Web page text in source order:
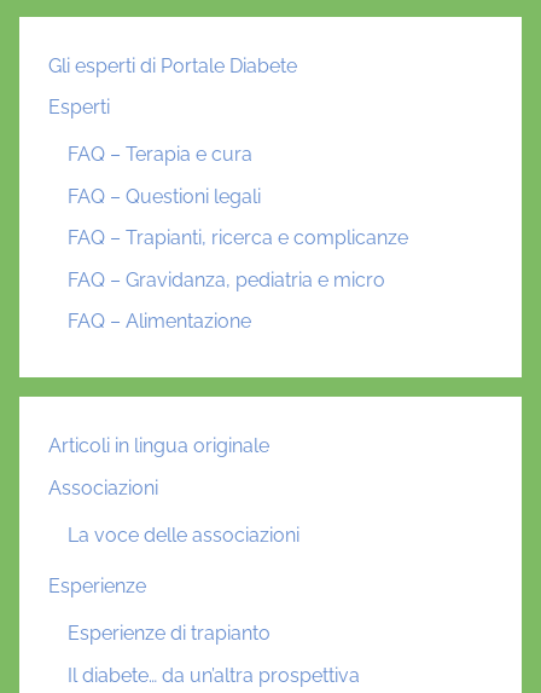
Gli esperti di Portale Diabete
Esperti
FAQ – Terapia e cura
FAQ – Questioni legali
FAQ – Trapianti, ricerca e complicanze
FAQ – Gravidanza, pediatria e micro
FAQ – Alimentazione
Articoli in lingua originale
Associazioni
La voce delle associazioni
Esperienze
Esperienze di trapianto
Il diabete… da un’altra prospettiva